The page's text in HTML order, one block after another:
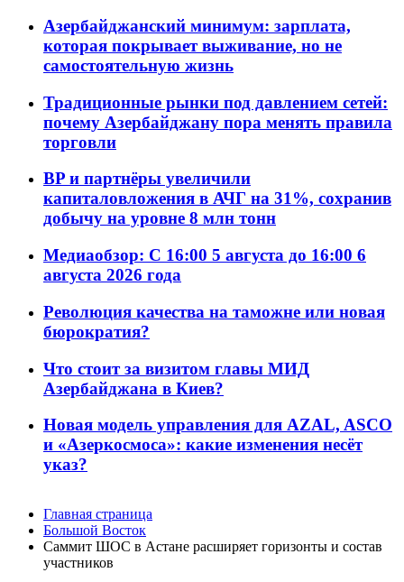
Азербайджанский минимум: зарплата,
которая покрывает выживание, но не
самостоятельную жизнь
Традиционные рынки под давлением сетей:
почему Азербайджану пора менять правила
торговли
BP и партнёры увеличили
капиталовложения в АЧГ на 31%, сохранив
добычу на уровне 8 млн тонн
Медиаобзор: С 16:00 5 августа до 16:00 6
августа 2026 года
Революция качества на таможне или новая
бюрократия?
Что стоит за визитом главы МИД
Азербайджана в Киев?
Новая модель управления для AZAL, ASCO
и «Азеркосмоса»: какие изменения несёт
указ?
Главная страница
Большой Восток
Саммит ШОС в Астане расширяет горизонты и состав
участников